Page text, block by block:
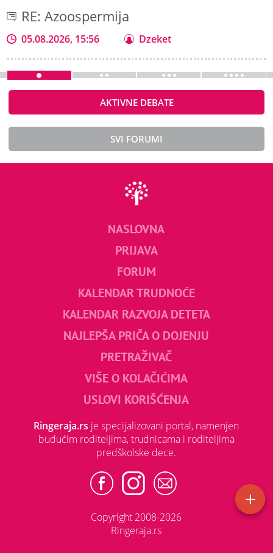
RE: Azoospermija
05.08.2026, 15:56 Dzeket
AKTIVNE DEBATE
SVI FORUMI
NASLOVNA
PRIJAVA
FORUM
KALENDAR TRUDNOĆE
KALENDAR RAZVOJA DETETA
NAJLEPŠA PRIČA O DOJENJU
PRETRAŽIVAČ
VIŠE O KOLAČIĆIMA
USLOVI KORIŠĆENJA
Ringeraja.rs je specijalizovani portal, namenjen
budućim roditeljima, trudnicama i roditeljima
predškolske dece.
Copyright 2008-2026
Ringeraja.rs